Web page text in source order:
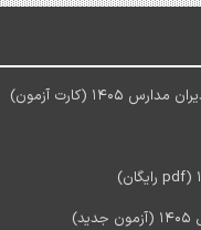
(کارت آزمون)